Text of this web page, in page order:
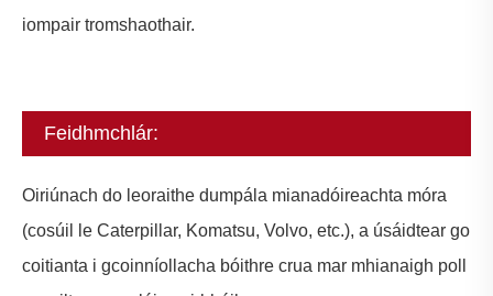
iompair tromshaothair.
Feidhmchlár:
Oiriúnach do leoraithe dumpála mianadóireachta móra
(cosúil le Caterpillar, Komatsu, Volvo, etc.), a úsáidtear go
coitianta i gcoinníollacha bóithre crua mar mhianaigh poll